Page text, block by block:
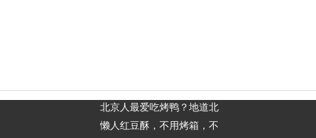
北京人最爱吃烤鸭？地道北
懒人红豆酥，不用烤箱，不